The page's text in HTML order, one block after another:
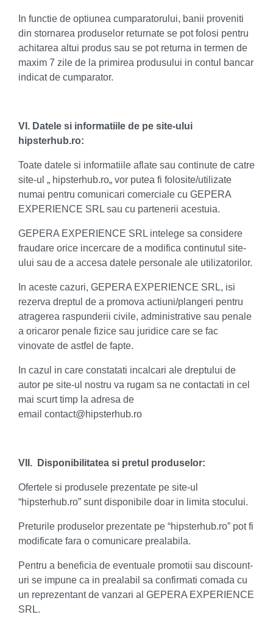
In functie de optiunea cumparatorului, banii proveniti
din stornarea produselor returnate se pot folosi pentru
achitarea altui produs sau se pot returna in termen de
maxim 7 zile de la primirea produsului in contul bancar
indicat de cumparator.
VI. Datele si informatiile de pe site-ului
hipsterhub.ro:
Toate datele si informatiile aflate sau continute de catre
site-ul „ hipsterhub.ro„ vor putea fi folosite/utilizate
numai pentru comunicari comerciale cu GEPERA
EXPERIENCE SRL sau cu partenerii acestuia.
GEPERA EXPERIENCE SRL intelege sa considere
fraudare orice incercare de a modifica continutul site-
ului sau de a accesa datele personale ale utilizatorilor.
In aceste cazuri, GEPERA EXPERIENCE SRL, isi
rezerva dreptul de a promova actiuni/plangeri pentru
atragerea raspunderii civile, administrative sau penale
a oricaror penale fizice sau juridice care se fac
vinovate de astfel de fapte.
In cazul in care constatati incalcari ale dreptului de
autor pe site-ul nostru va rugam sa ne contactati in cel
mai scurt timp la adresa de
email contact@hipsterhub.ro
VII. Disponibilitatea si pretul produselor:
Ofertele si produsele prezentate pe site-ul
“hipsterhub.ro” sunt disponibile doar in limita stocului.
Preturile produselor prezentate pe “hipsterhub.ro” pot fi
modificate fara o comunicare prealabila.
Pentru a beneficia de eventuale promotii sau discount-
uri se impune ca in prealabil sa confirmati comada cu
un reprezentant de vanzari al GEPERA EXPERIENCE
SRL.